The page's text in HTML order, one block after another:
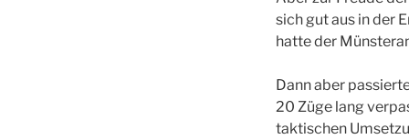
sich gut aus in der
hatte der
Dann aber
20 Züge lang
taktischen